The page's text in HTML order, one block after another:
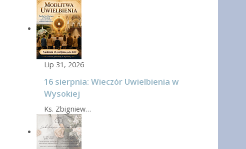
Lip 31, 2026
16 sierpnia: Wieczór Uwielbienia w
Wysokiej
Ks. Zbigniew…